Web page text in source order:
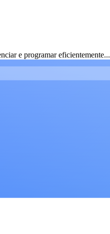
e programar eficientemente...